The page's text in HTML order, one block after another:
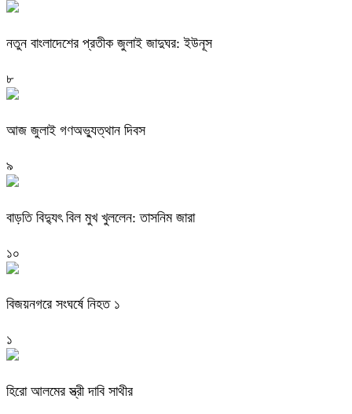
নতুন বাংলাদেশের প্রতীক জুলাই জাদুঘর: ইউনূস
৮
আজ জুলাই গণঅভ্যুত্থান দিবস
৯
বাড়তি বিদ্যুৎ বিল মুখ খুললেন: তাসনিম জারা
১০
বিজয়নগরে সংঘর্ষে নিহত ১
১
হিরো আলমের স্ত্রী দাবি সাথীর